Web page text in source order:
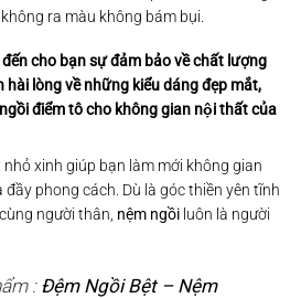
ra màu không bám bụi.
cho bạn sự đảm bảo về chất lượng
lòng về những kiểu dáng đẹp mắt,
điểm tô cho không gian nội thất của
nhỏ xinh giúp bạn làm mới không gian
phong cách. Dù là góc thiền yên tĩnh
người thân, nệm ngồi luôn là người
: Đệm Ngồi Bệt – Nệm